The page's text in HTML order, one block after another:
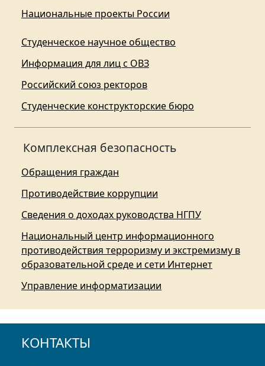
Национальные проекты России
Студенческое научное общество
Информация для лиц с ОВЗ
Российский союз ректоров
Студенческие конструкторские бюро
Комплексная безопасность
Обращения граждан
Противодействие коррупции
Сведения о доходах руководства НГПУ
Национальный центр информационного
противодействия терроризму и экстремизму в
образовательной среде и сети Интернет
Управление информатизации
КОНТАКТЫ